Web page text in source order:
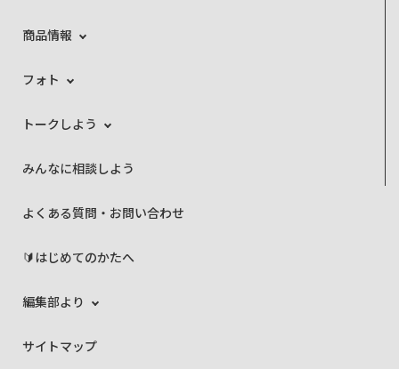
商品情報
フォト
トークしよう
みんなに相談しよう
よくある質問・お問い合わせ
🔰はじめてのかたへ
編集部より
サイトマップ